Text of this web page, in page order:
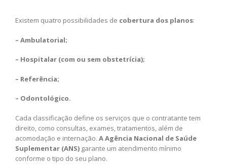
Existem quatro possibilidades de cobertura dos planos:
– Ambulatorial;
– Hospitalar (com ou sem obstetrícia);
– Referência;
– Odontológico.
Cada classificação define os serviços que o contratante tem
direito, como consultas, exames, tratamentos, além de
acomodação e internação. A Agência Nacional de Saúde
Suplementar (ANS) garante um atendimento mínimo
conforme o tipo do seu plano.